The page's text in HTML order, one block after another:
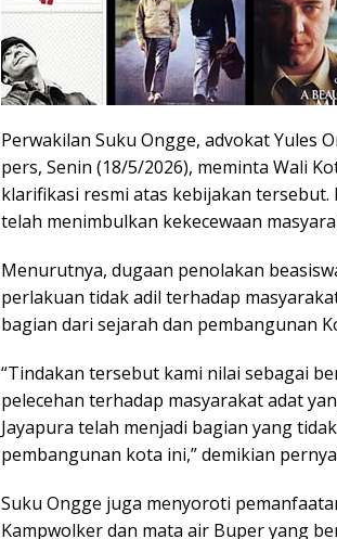
Perwakilan Suku Ongge, advokat Yules
pers, Senin (18/5/2026), meminta Wali
klarifikasi resmi atas kebijakan
telah menimbulkan kekecewaan
Menurutnya, dugaan penolakan
perlakuan tidak adil terhadap
bagian dari sejarah dan pembangunan
“Tindakan tersebut kami nilai sebagai
pelecehan terhadap masyarakat adat
Jayapura telah menjadi bagian yang
pembangunan kota ini,” demikian
Suku Ongge juga menyoroti
Kampwolker dan mata air Buper yang